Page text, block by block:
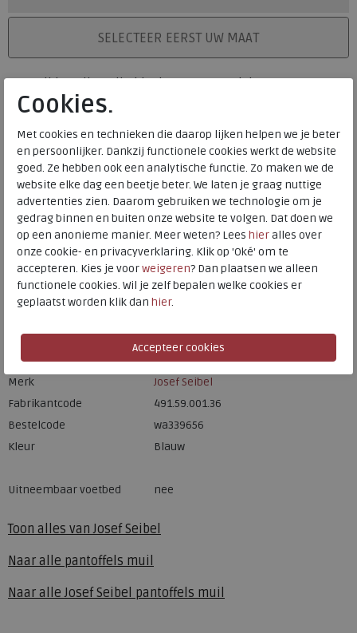
Toon alles vanJosef Seibel
Naar alle pantoffels muil
Naar alleJosef Seibel pantoffels muil
PLAATS IN WINKELMANDSELECTEER EERST UW MAAT
Levertijd op dit artikel bedraagt 3-5 werkdagen.
Onze winkelvoorraad
Maat 36 39 41
42
Meijerink Heemskerk
HEEMSKERK
Meijerink Hoorn
HOORN
Hulp nodig? bel:0229 760 760
Gratis verzending binnen Nederland*
Voor 14:00 uur besteld = dezelfde werkdag verzonden*
Altijd retourneren, binnen 1 werkdag terugbetaald
Merk
Josef Seibel
Fabrikantcode
491.59.001.36
Bestelcode
wa339656
Kleur
Blauw
Uitneembaar voetbed nee
Cookies.
Met cookies en technieken die daarop lijken helpen we je beter
en persoonlijker. Dankzij functionele cookies werkt de website
goed. Ze hebben ook een analytische functie. Zo maken we de
website elke dag een beetje beter. We laten je graag nuttige
advertenties zien. Daarom gebruiken we technologie om je
gedrag binnen en buiten onze website te volgen. Dat doen we
op een anonieme manier. Meer weten? Lees hieralles over
onze cookie- en privacyverklaring. Klik op 'Oké' om te
accepteren. Kies je voorweigeren? Dan plaatsen we alleen
functionele cookies. Wil je zelf bepalen welke cookies er
geplaatst worden klik dan hier.